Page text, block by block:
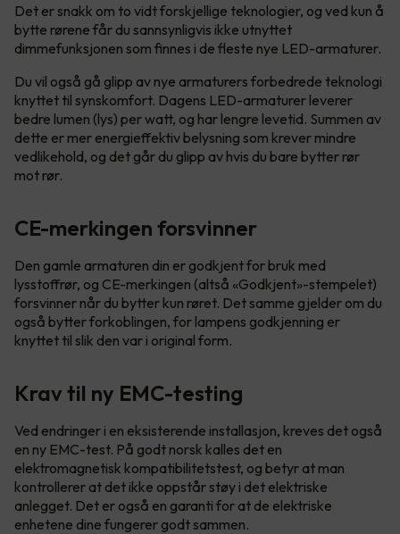
Det er snakk om to vidt forskjellige teknologier, og ved kun å
bytte rørene får du sannsynligvis ikke utnyttet
dimmefunksjonen som finnes i de fleste nye LED-armaturer.
Du vil også gå glipp av nye armaturers forbedrede teknologi
knyttet til synskomfort. Dagens LED-armaturer leverer
bedre lumen (lys) per watt, og har lengre levetid. Summen av
dette er mer energieffektiv belysning som krever mindre
vedlikehold, og det går du glipp av hvis du bare bytter rør
mot rør.
CE-merkingen forsvinner
Den gamle armaturen din er godkjent for bruk med
lysstoffrør, og CE-merkingen (altså «Godkjent»-stempelet)
forsvinner når du bytter kun røret. Det samme gjelder om du
også bytter forkoblingen, for lampens godkjenning er
knyttet til slik den var i original form.
Krav til ny EMC-testing
Ved endringer i en eksisterende installasjon, kreves det også
en ny EMC-test. På godt norsk kalles det en
elektromagnetisk kompatibilitetstest, og betyr at man
kontrollerer at det ikke oppstår støy i det elektriske
anlegget. Det er også en garanti for at de elektriske
enhetene dine fungerer godt sammen.